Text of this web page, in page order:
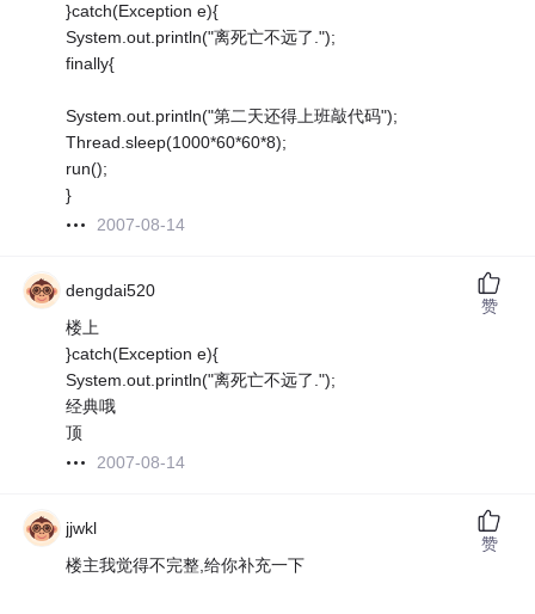
}catch(Exception e){
System.out.println("离死亡不远了.");
finally{
System.out.println("第二天还得上班敲代码");
Thread.sleep(1000*60*60*8);
run();
}
2007-08-14
dengdai520
楼上
}catch(Exception e){
System.out.println("离死亡不远了.");
经典哦
顶
2007-08-14
赞
jjwkl
楼主我觉得不完整,给你补充一下
赞